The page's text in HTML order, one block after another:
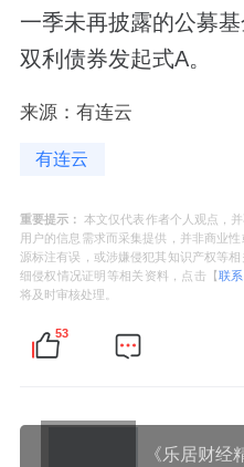
一季未再披露的公募
双利债券发起式A。
来源：有连云
有连云
重要提示： 本文仅代表作者个人观点，
用户的信息需求而采集提供，并非商业
源标注有误，或涉嫌侵犯其知识产权等
细侵权情况证明等相关资料，点击【联
将及时审核处理。
53
《乐居财经